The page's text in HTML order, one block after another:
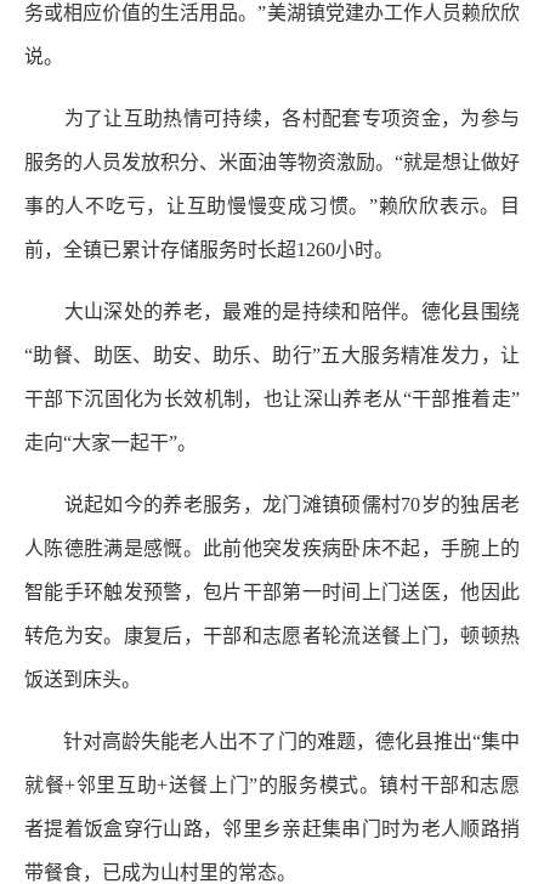
务或相应价值的生活用品。”美湖镇党建办工作人员赖欣欣
说。
为了让互助热情可持续，各村配套专项资金，为参与
服务的人员发放积分、米面油等物资激励。“就是想让做好
事的人不吃亏，让互助慢慢变成习惯。”赖欣欣表示。目
前，全镇已累计存储服务时长超1260小时。
大山深处的养老，最难的是持续和陪伴。德化县围绕
“助餐、助医、助安、助乐、助行”五大服务精准发力，让
干部下沉固化为长效机制，也让深山养老从“干部推着走”
走向“大家一起干”。
说起如今的养老服务，龙门滩镇硕儒村70岁的独居老
人陈德胜满是感慨。此前他突发疾病卧床不起，手腕上的
智能手环触发预警，包片干部第一时间上门送医，他因此
转危为安。康复后，干部和志愿者轮流送餐上门，顿顿热
饭送到床头。
针对高龄失能老人出不了门的难题，德化县推出“集中
就餐+邻里互助+送餐上门”的服务模式。镇村干部和志愿
者提着饭盒穿行山路，邻里乡亲赶集串门时为老人顺路捎
带餐食，已成为山村里的常态。